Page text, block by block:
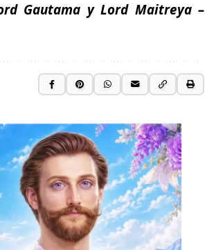
Gautama y Lord Maitreya–